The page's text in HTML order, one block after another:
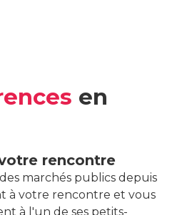
en
rencontre
marchés publics depuis
à votre rencontre et vous
à l'un de ses petits-